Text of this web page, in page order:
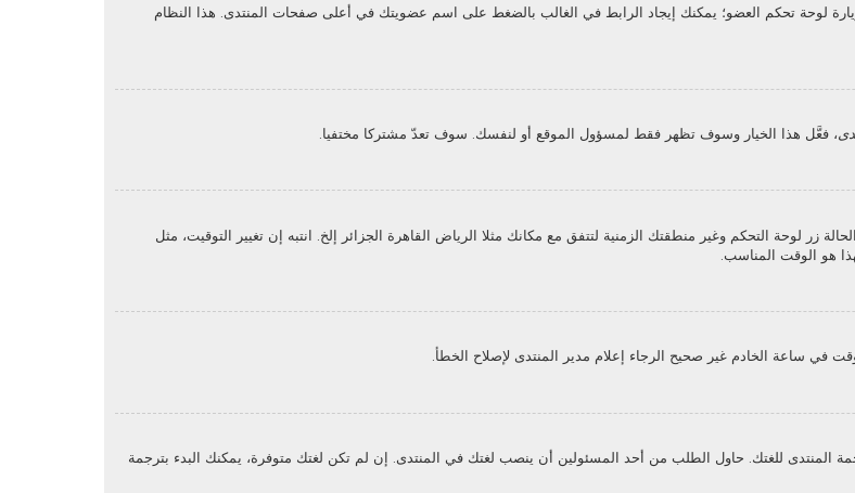
لوحة تحكم العضو؛ يمكنك إيجاد الرابط في الغالب بالضغط على اسم عضويتك في أعلى صفحات المنتدى. هذا النظام
، فعَّل هذا الخيار وسوف تظهر فقط لمسؤول الموقع أو لنفسك. سوف تعدّ مشتركا مختفيا.
لوحة التحكم وغير منطقتك الزمنية لتتفق مع مكانك مثلا الرياض القاهرة الجزائر إلخ. انتبه إن تغيير التوقيت، مثل
هو الوقت المناسب.
في ساعة الخادم غير صحيح الرجاء إعلام مدير المنتدى لإصلاح الخطأ.
المنتدى للغتك. حاول الطلب من أحد المسئولين أن ينصب لغتك في المنتدى. إن لم تكن لغتك متوفرة، يمكنك البدء بترجمة